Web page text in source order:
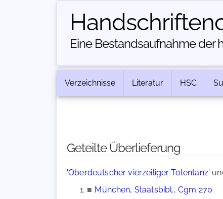
Eine Bestandsaufnahme der
Verzeichnisse Literatur HSC
Geteilte Überlieferung
'Oberdeutscher vierzeiliger Totentanz'
■ München, Staatsbibl., Cgm 270